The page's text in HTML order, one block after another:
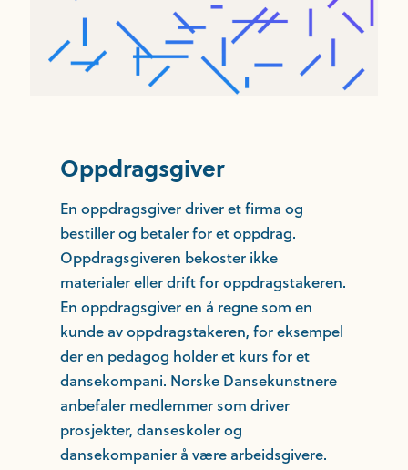
Oppdragsgiver
En oppdragsgiver driver et firma og
bestiller og betaler for et oppdrag.
Oppdragsgiveren bekoster ikke
materialer eller drift for oppdragstakeren.
En oppdragsgiver en å regne som en
kunde av oppdragstakeren, for eksempel
der en pedagog holder et kurs for et
dansekompani. Norske Dansekunstnere
anbefaler medlemmer som driver
prosjekter, danseskoler og
dansekompanier å være arbeidsgivere.